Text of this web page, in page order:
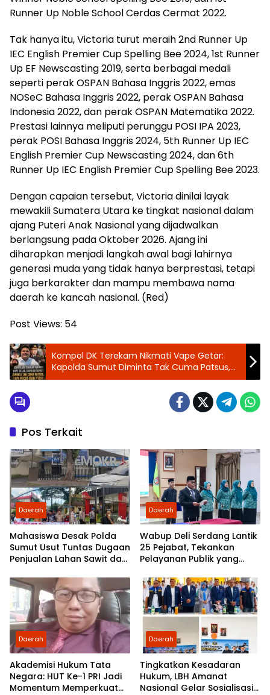
Runner Up Noble School Cerdas Cermat 2022.
Tak hanya itu, Victoria turut meraih 2nd Runner Up
IEC English Premier Cup Spelling Bee 2024, 1st Runner
Up EF Newscasting 2019, serta berbagai medali
seperti perak OSPAN Bahasa Inggris 2022, emas
NOSeC Bahasa Inggris 2022, perak OSPAN Bahasa
Indonesia 2022, dan perak OSPAN Matematika 2022.
Prestasi lainnya meliputi perunggu POSI IPA 2023,
perak POSI Bahasa Inggris 2024, 5th Runner Up IEC
English Premier Cup Newscasting 2024, dan 6th
Runner Up IEC English Premier Cup Spelling Bee 2023.
Dengan capaian tersebut, Victoria dinilai layak
mewakili Sumatera Utara ke tingkat nasional dalam
ajang Puteri Anak Nasional yang dijadwalkan
berlangsung pada Oktober 2026. Ajang ini
diharapkan menjadi langkah awal bagi lahirnya
generasi muda yang tidak hanya berprestasi, tetapi
juga berkarakter dan mampu membawa nama
daerah ke kancah nasional. (Red)
Post Views: 54
Kompol DK Terekam Nikmati Vape Getar:
Kapolda Sumut Diminta Tak Cuma Patsus,
Tapi Pecat dan PTDH!
Pos Terkait
Daerah
Mahasiswa Desak Polda
Sumut Usut Tuntas Dugaan
Penjualan Lahan Sawit dan
Partai Demokrat Sumut
Daerah
Wabup Deli Serdang Lantik
25 Pejabat, Tekankan
Pelayanan Publik yang
Daerah
Akademisi Hukum Tata
Negara: HUT Ke-1 PRI Jadi
Momentum Memperkuat
Daerah
Tingkatkan Kesadaran
Hukum, LBH Amanat
Nasional Gelar Sosialisasi